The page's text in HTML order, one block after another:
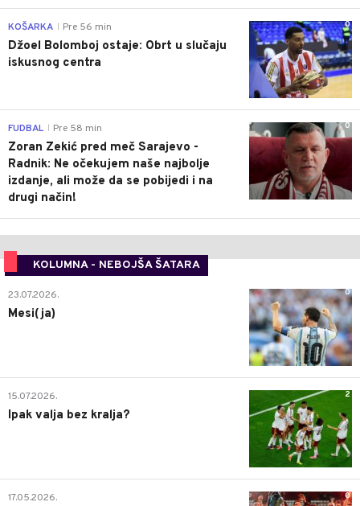
0
KOŠARKA Pre 56 min
Džoel Bolomboj ostaje: Obrt u slučaju
iskusnog centra
0
FUDBAL Pre 58 min
Zoran Zekić pred meč Sarajevo -
Radnik: Ne očekujem naše najbolje
izdanje, ali može da se pobijedi i na
drugi način!
KOLUMNA - NEBOJŠA ŠATARA
0
23.07.2026.
Mesi(ja)
2
15.07.2026.
Ipak valja bez kralja?
0
17.05.2026.